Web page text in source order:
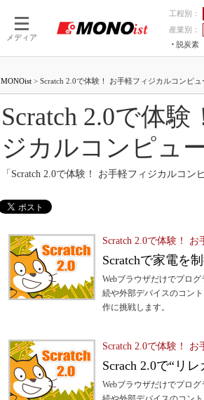
メディア
工程別：
産業別：
脱炭素
つながる工場
つながるサービス
AI×設備保全
Physical AI
MONOist > Scratch 2.0で体験！ お手軽フィジカルコンピュ
Scratch 2.0で体
ジカルコンピュ
「Scratch 2.0で体験！ お手軽フィジカルコン
Scratch 2.0で体験！
Scratchで家電を
Webブラウザだけでプロ
続や外部デバイスのコン
作に挑戦します。
Scratch 2.0で体験！
Scrach 2.0で“リレ
Webブラウザだけでプロ